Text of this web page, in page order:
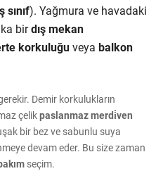
sınıf). Yağmura ve havadaki
birdış mekan
korkuluğuveya balkon
Demir korkulukların
çelikpaslanmaz merdi̇ven
bir bez ve sabunlu suya
devam eder. Bu size zaman
seçim.